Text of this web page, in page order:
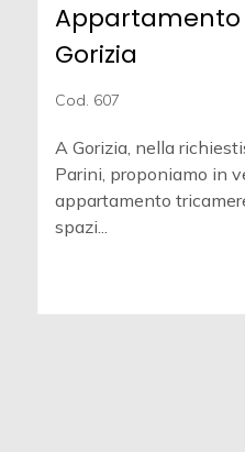
Appartamento
Gorizia
Cod. 607
A Gorizia, nella
Parini, proponiamo in
appartamento
spazi...